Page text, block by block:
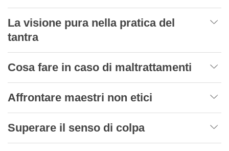
La visione pura nella pratica del
tantra
Cosa fare in caso di maltrattamenti
Affrontare maestri non etici
Superare il senso di colpa